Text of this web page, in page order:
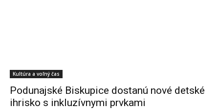
Kultúra a voľný čas
Podunajské Biskupice dostanú nové detské
ihrisko s inkluzívnymi prvkami